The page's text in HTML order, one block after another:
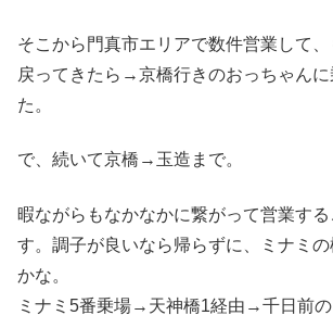
そこから門真市エリアで数件営業して
戻ってきたら→京橋行きのおっちゃんに
た。
で、続いて京橋→玉造まで。
暇ながらもなかなかに繋がって営業す
す。調子が良いなら帰らずに、ミナミの
かな。
ミナミ5番乗場→天神橋1経由→千日前